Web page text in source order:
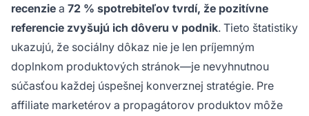
recenzie a 72 % spotrebiteľov tvrdí, že pozitívne
referencie zvyšujú ich dôveru v podnik. Tieto štatistiky
ukazujú, že sociálny dôkaz nie je len príjemným
doplnkom produktových stránok—je nevyhnutnou
súčasťou každej úspešnej konverznej stratégie. Pre
affiliate marketérov a propagátorov produktov môže